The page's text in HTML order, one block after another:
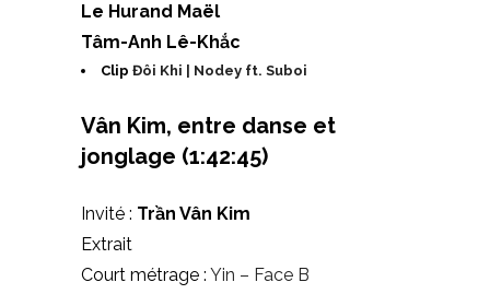
Le Hurand Maël
Tâm-Anh Lê-Khắc
Clip Đôi Khi | Nodey ft. Suboi
Vân Kim, entre danse et
jonglage (1:42:45)
Invité : Trần Vân Kim
Extrait
Court métrage : Yin – Face B